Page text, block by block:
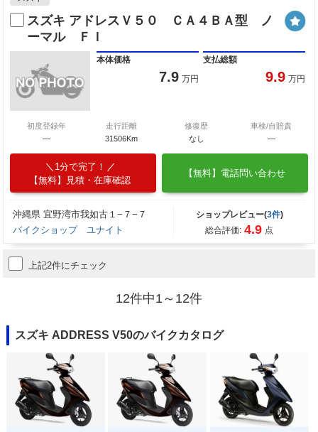
スズキ アドレスＶ５０ ＣＡ４ＢＡ型 ノ
ーマル ＦＩ
本体価格
7.9 万円
支払総額
9.9 万円
初度登録年
―
走行距離
31506Km
修復歴
なし
車検/自賠責
―
1分で完了！
【無料】見積・在庫確認
【無料】電話問い合わせ
沖縄県 宜野湾市我如古１−７−７
バイクショップ ユナイト
ショップレビュー(3件)
総合評価: 4.9 点
上記2件にチェック
12件中1～12件
スズキ ADDRESS V50のバイクカタログ